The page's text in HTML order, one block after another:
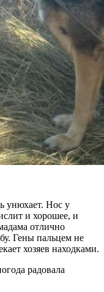
унюхает. Нос у
и хорошее, и
отлично
Гены пальцем не
хозяев находками.
радовала